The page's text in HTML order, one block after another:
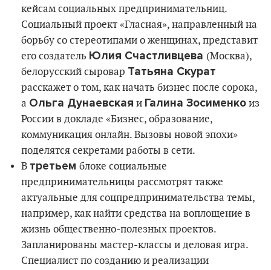
кейсам социальных предпринимательниц.
Социальный проект «Гласная», направленный на
борьбу со стереотипами о женщинах, представит
его создатель Юлия Счастливцева (Москва),
белорусский сыровар Татьяна Скурат
расскажет о том, как начать бизнес после сорока,
а Ольга Дунаевская и Галина Зосименко из
России в докладе «Бизнес, образование,
коммуникация онлайн. Вызовы новой эпохи»
поделятся секретами работы в сети.
В третьем блоке социальные
предпринимательницы рассмотрят также
актуальные для соцпредпринимательства темы,
например, как найти средства на воплощение в
жизнь общественно-полезных проектов.
Запланированы мастер-классы и деловая игра.
Специалист по созданию и реализации